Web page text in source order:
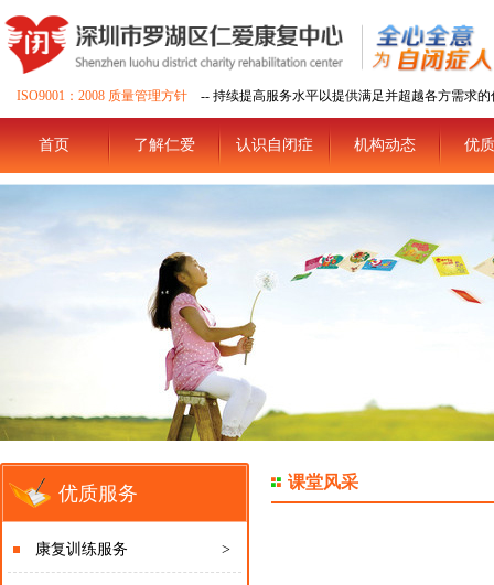
ISO9001：2008 质量管理方针 -- 持续提高服务水平以提供满足并超越各方需求的
首页 了解仁爱 认识自闭症 机构动态 优
优质服务
康复训练服务 >
课堂风采